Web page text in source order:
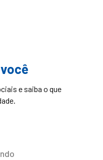
e saiba o que